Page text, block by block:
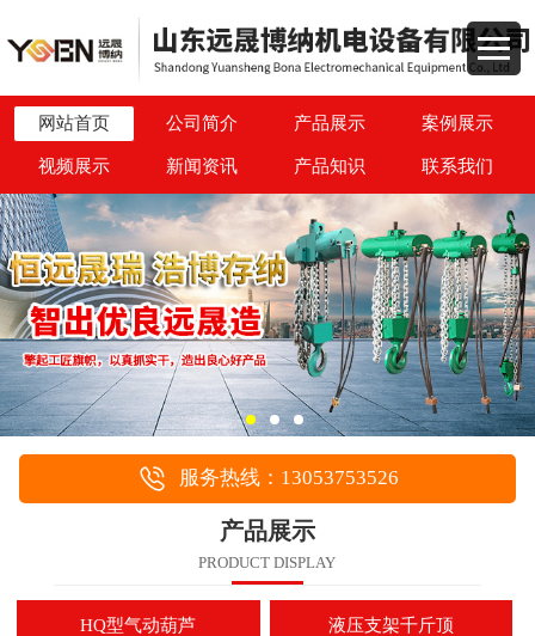
网站首页 公司简介 产品展示 案例展示
视频展示 新闻资讯 产品知识 联系我们
服务热线：13053753526
产品展示
PRODUCT DISPLAY
HQ型气动葫芦 液压支架千斤顶